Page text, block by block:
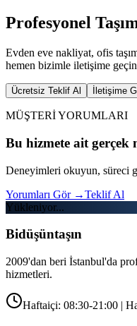
Profesyonel
Evden eve nakliyat, ofis
hemen bizimle iletişime
Ücretsiz Teklif Al İletişime
MÜŞTERİ YORUMLARI
Bu hizmete ait gerçek
Deneyimleri okuyun, süreci
Yorumları Gör →Teklif Al
Yükleniyor...
Bidüşüntaşın
2009'dan beri İstanbul'da
hizmetleri.
Haftaiçi: 08:30-21:00 |